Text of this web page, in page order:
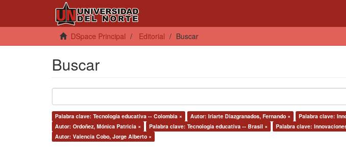
DSpace Principal Editorial Buscar
Buscar
Palabra clave: Tecnología educativa -- Colombia × Autor: Iriarte Diazgranados, Fernando ×
Palabra clave:
Autor: Ordoñez, Mónica Patricia ×
Palabra clave: Tecnología educativa -- Brasil ×
Palabra clave:
Autor: Valencia Cobo, Jorge Alberto ×